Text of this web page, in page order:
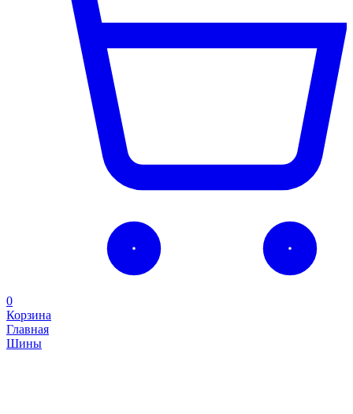
0
Корзина
Главная
Шины